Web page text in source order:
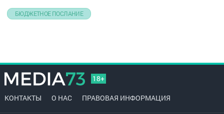
БЮДЖЕТНОЕ ПОСЛАНИЕ
18+
КОНТАКТЫ О НАС ПРАВОВАЯ ИНФОРМАЦИЯ